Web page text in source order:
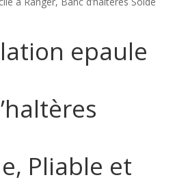
epaule
Pliable et